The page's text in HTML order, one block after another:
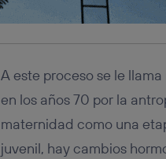
A este proceso se le llama
en los años 70 por la
maternidad como una
juvenil, hay cambios